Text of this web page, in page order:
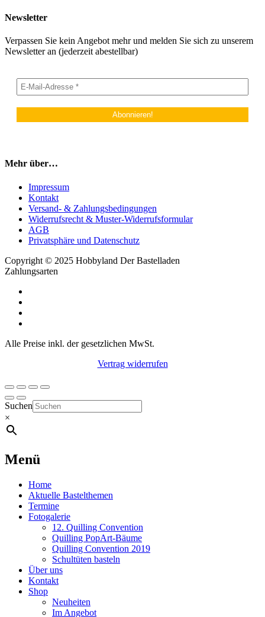
Newsletter
Verpassen Sie kein Angebot mehr und melden Sie sich zu unserem
Newsletter an (jederzeit abestellbar)
Mehr über…
Impressum
Kontakt
Versand- & Zahlungsbedingungen
Widerrufsrecht & Muster-Widerrufsformular
AGB
Privatsphäre und Datenschutz
Copyright © 2025 Hobbyland Der Bastelladen
Zahlungsarten
Alle Preise inkl. der gesetzlichen MwSt.
Vertrag widerrufen
Suchen
×
Menü
Home
Aktuelle Bastelthemen
Termine
Fotogalerie
12. Quilling Convention
Quilling PopArt-Bäume
Quilling Convention 2019
Schultüten basteln
Über uns
Kontakt
Shop
Neuheiten
Im Angebot